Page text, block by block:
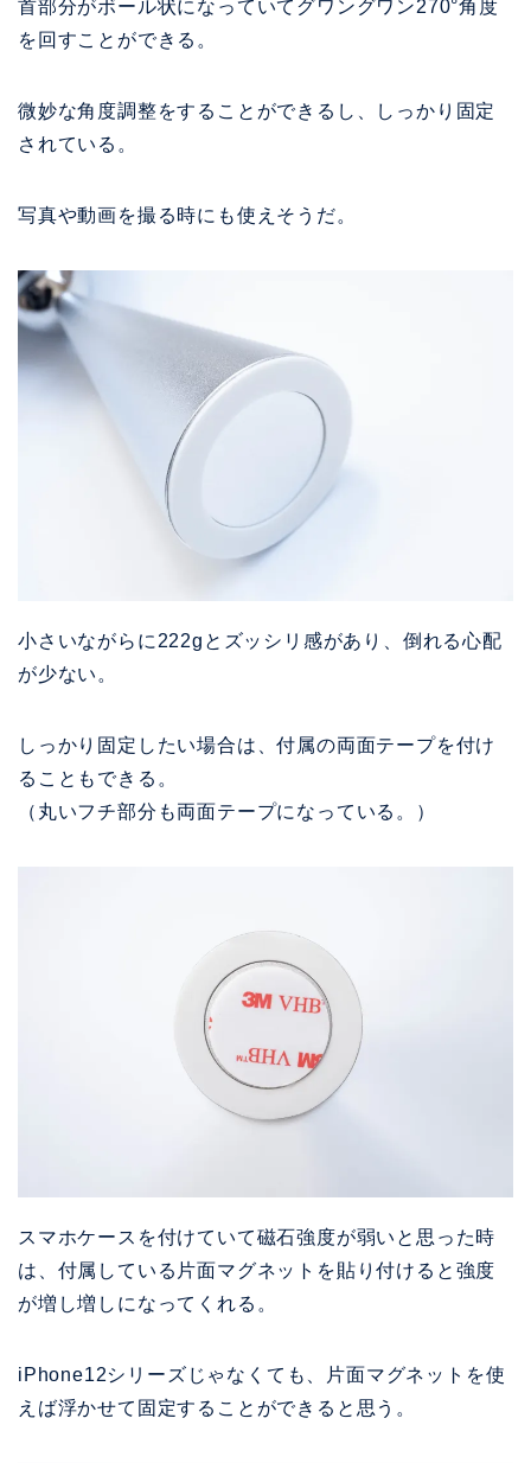
首部分がボール状になっていてグワングワン270°角度
を回すことができる。
微妙な角度調整をすることができるし、しっかり固定
されている。
写真や動画を撮る時にも使えそうだ。
小さいながらに 222gと ズッシリ感があり、倒れる心配
が少ない。
しっかり固定したい場合は、付属の両面テープを付け
ることもできる。
（丸いフチ部分も両面テープになっている。）
スマホケースを付けていて磁石強度が弱いと思った時
は、付属している片面マグネットを貼り付けると強度
が増し増しになってくれる。
iPhone12シリーズじゃなくても、片面マグネットを使
えば浮かせて固定することができると思う。